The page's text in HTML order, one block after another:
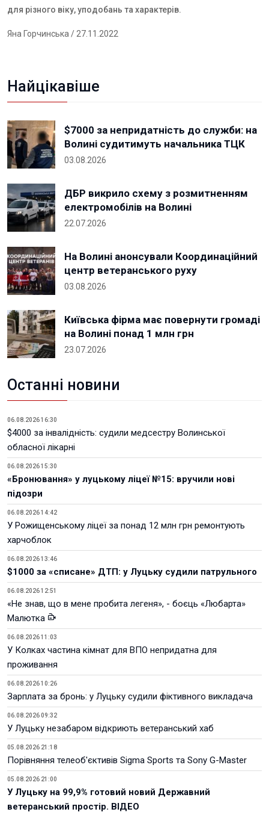
для різного віку, уподобань та характерів.
Яна Горчинська / 27.11.2022
Найцікавіше
$7000 за непридатність до служби: на
Волині судитимуть начальника ТЦК
03.08.2026
ДБР викрило схему з розмитненням
електромобілів на Волині
22.07.2026
На Волині анонсували Координаційний
центр ветеранського руху
03.08.2026
Київська фірма має повернути громаді
на Волині понад 1 млн грн
23.07.2026
Останні новини
06.08.2026 16:30
$4000 за інвалідність: судили медсестру Волинської
обласної лікарні
06.08.2026 15:30
«Бронювання» у луцькому ліцеї №15: вручили нові
підозри
06.08.2026 14:42
У Рожищенському ліцеї за понад 12 млн грн ремонтують
харчоблок
06.08.2026 13:46
$1000 за «списане» ДТП: у Луцьку судили патрульного
06.08.2026 12:51
«Не знав, що в мене пробита легеня», - боєць «Любарта»
Малютка
06.08.2026 11:03
У Колках частина кімнат для ВПО непридатна для
проживання
06.08.2026 10:26
Зарплата за бронь: у Луцьку судили фіктивного викладача
06.08.2026 09:32
У Луцьку незабаром відкриють ветеранський хаб
05.08.2026 21:18
Порівняння телеоб'єктивів Sigma Sports та Sony G-Master
05.08.2026 21:00
У Луцьку на 99,9% готовий новий Державний
ветеранський простір. ВІДЕО